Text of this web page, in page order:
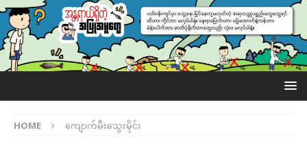
HOME ကျောက်မီးသွေးမိုင်း